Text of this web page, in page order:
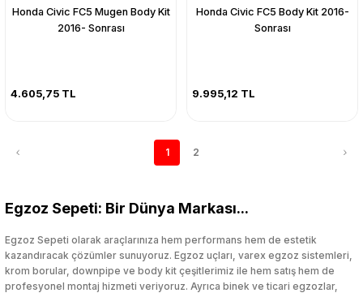
Honda Civic FC5 Mugen Body Kit
2016- Sonrası
4.605,75 TL
Honda Civic FC5 Body Kit 2016-
Sonrası
9.995,12 TL
1 2
Egzoz Sepeti: Bir Dünya Markası...
Egzoz Sepeti olarak araçlarınıza hem performans hem de estetik
kazandıracak çözümler sunuyoruz. Egzoz uçları, varex egzoz sistemleri,
krom borular, downpipe ve body kit çeşitlerimiz ile hem satış hem de
profesyonel montaj hizmeti veriyoruz. Ayrıca binek ve ticari egzozlar,